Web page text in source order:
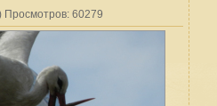
Просмотров: 60279